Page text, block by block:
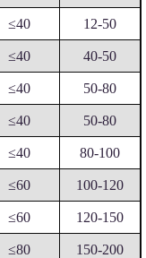
≤40 12-50
≤40 40-50
≤40 50-80
≤40 50-80
≤40 80-100
≤60 100-120
≤60 120-150
≤80 150-200